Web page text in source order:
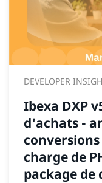
DEVELOPER
Ibexa DXP
d'achats -
charge de
package de